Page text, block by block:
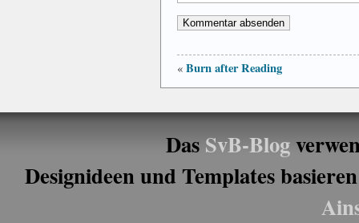
« Burn after Reading
DasSvB-Blog
Designideen und Templates